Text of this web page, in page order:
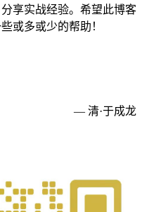
享实战经验。希望此博客
或多或少的帮助！
— 清·于成龙